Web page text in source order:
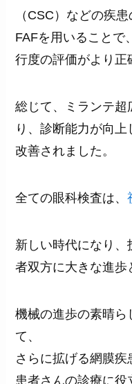
（CSC）などの疾
FAFを用いることで
行度の評価がより正
総じて、ミランテ超
り、診断能力が向
改善されました。
全ての眼科検査は、
新しい時代になり
者双方に大きな進歩
機械の進歩の素晴
て、
さらに拡げる網膜疾
患者さんの診療に役